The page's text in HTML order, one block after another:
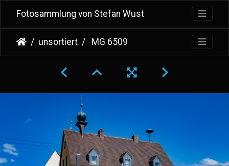
Fotosammlung von Stefan Wust
unsortiert MG 6509